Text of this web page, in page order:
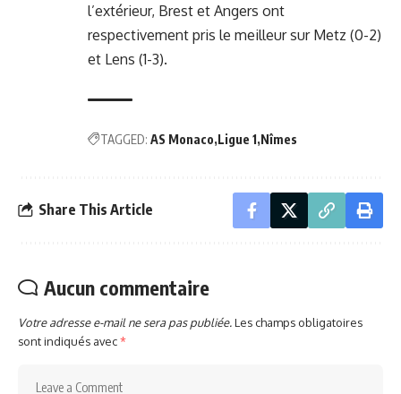
l’extérieur, Brest et Angers ont
respectivement pris le meilleur sur Metz (0-2)
et Lens (1-3).
TAGGED: AS Monaco Ligue 1 Nîmes
Share This Article
Aucun commentaire
Votre adresse e-mail ne sera pas publiée.Les champs obligatoires
sont indiqués avec*